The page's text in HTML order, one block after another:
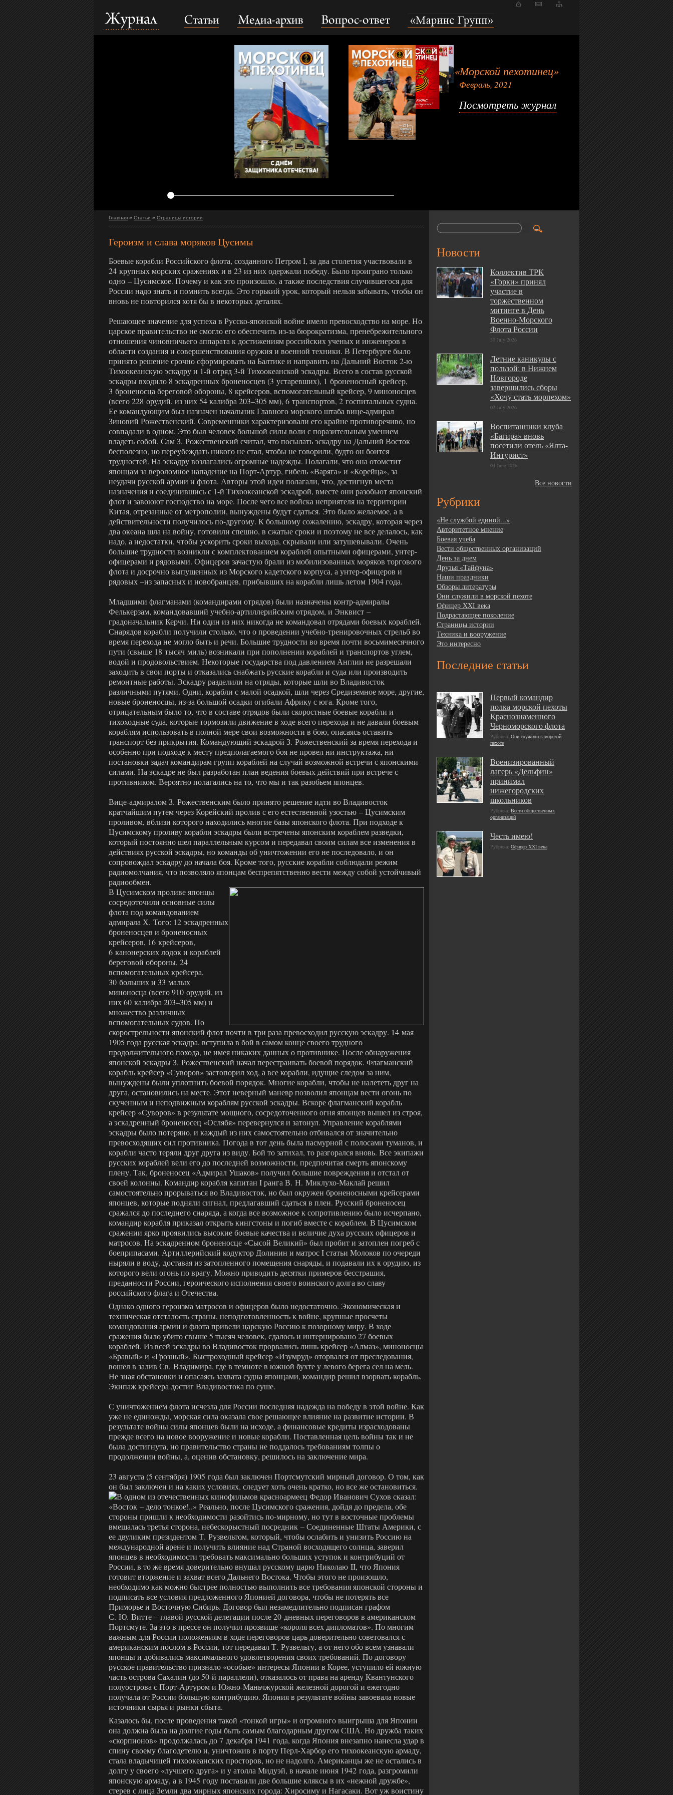
Журнал Статьи Медиа-архив Вопрос-ответ «Маринс Групп»
«Морской пехотинец»
Февраль, 2021
Посмотреть журнал
Главная » Статьи » Страницы истории
Героизм и слава моряков Цусимы
Боевые корабли Российского флота, созданного Петром I, за два столетия участвовали в
24 крупных морских сражениях и в 23 из них одержали победу. Было проиграно только
одно – Цусимское. Почему и как это произошло, а также последствия случившегося для
России надо знать и помнить всегда. Это горький урок, который нельзя забывать, чтобы он
вновь не повторился хотя бы в некоторых деталях.
Решающее значение для успеха в Русско-японской войне имело превосходство на море. Но
царское правительство не смогло его обеспечить из-за бюрократизма, пренебрежительного
отношения чиновничьего аппарата к достижениям российских ученых и инженеров в
области создания и совершенствования оружия и военной техники. В Петербурге было
принято решение срочно сформировать на Балтике и направить на Дальний Восток 2-ю
Тихоокеанскую эскадру и 1-й отряд 3-й Тихоокеанской эскадры. Всего в состав русской
эскадры входило 8 эскадренных броненосцев (3 устаревших), 1 броненосный крейсер,
3 броненосца береговой обороны, 8 крейсеров, вспомогательный крейсер, 9 миноносцев
(всего 228 орудий, из них 54 калибра 203–305 мм), 6 транспортов, 2 госпитальных судна.
Ее командующим был назначен начальник Главного морского штаба вице-адмирал
Зиновий Рожественский. Современники характеризовали его крайне противоречиво, но
совпадали в одном. Это был человек большой силы воли с поразительным умением
владеть собой. Сам З. Рожественский считал, что посылать эскадру на Дальний Восток
бесполезно, но переубеждать никого не стал, чтобы не говорили, будто он боится
трудностей. На эскадру возлагались огромные надежды. Полагали, что она отомстит
японцам за вероломное нападение на Порт-Артур, гибель «Варяга» и «Корейца», за
неудачи русской армии и флота. Авторы этой идеи полагали, что, достигнув места
назначения и соединившись с 1-й Тихоокеанской эскадрой, вместе они разобьют японский
флот и завоюют господство на море. После чего все войска неприятеля на территории
Китая, отрезанные от метрополии, вынуждены будут сдаться. Это было желаемое, а в
действительности получилось по-другому. К большому сожалению, эскадру, которая через
два океана шла на войну, готовили спешно, в сжатые сроки и поэтому не все делалось, как
надо, а недостатки, чтобы ускорить сроки выхода, скрывали или затушевывали. Очень
большие трудности возникли с комплектованием кораблей опытными офицерами, унтер-
офицерами и рядовыми. Офицеров зачастую брали из мобилизованных моряков торгового
флота и досрочно выпущенных из Морского кадетского корпуса, а унтер-офицеров и
рядовых –из запасных и новобранцев, прибывших на корабли лишь летом 1904 года.
Младшими флагманами (командирами отрядов) были назначены контр-адмиралы
Фелькерзам, командовавший учебно-артиллерийским отрядом, и Энквист –
градоначальник Керчи. Ни один из них никогда не командовал отрядами боевых кораблей.
Снарядов корабли получили столько, что о проведении учебно-тренировочных стрельб во
время перехода не могло быть и речи. Большие трудности во время почти восьмимесячного
пути (свыше 18 тысяч миль) возникали при пополнении кораблей и транспортов углем,
водой и продовольствием. Некоторые государства под давлением Англии не разрешали
заходить в свои порты и отказались снабжать русские корабли и суда или производить
ремонтные работы. Эскадру разделили на отряды, которые шли во Владивосток
различными путями. Одни, корабли с малой осадкой, шли через Средиземное море, другие,
новые броненосцы, из-за большой осадки огибали Африку с юга. Кроме того,
отрицательным было то, что в составе отрядов были скоростные боевые корабли и
тихоходные суда, которые тормозили движение в ходе всего перехода и не давали боевым
кораблям использовать в полной мере свои возможности в бою, опасаясь оставить
транспорт без прикрытия. Командующий эскадрой З. Рожественский за время перехода и
особенно при подходе к месту предполагаемого боя не провел ни инструктажа, ни
постановки задач командирам групп кораблей на случай возможной встречи с японскими
силами. На эскадре не был разработан план ведения боевых действий при встрече с
противником. Вероятно полагались на то, что мы и так разобьем японцев.
Вице-адмиралом З. Рожественским было принято решение идти во Владивосток
кратчайшим путем через Корейский пролив с его естественной узостью – Цусимским
проливом, вблизи которого находились многие базы японского флота. При подходе к
Цусимскому проливу корабли эскадры были встречены японским кораблем разведки,
который постоянно шел параллельным курсом и передавал своим силам все изменения в
действиях русской эскадры, но команды об уничтожении его не последовало, и он
сопровождал эскадру до начала боя. Кроме того, русские корабли соблюдали режим
радиомолчания, что позволяло японцам беспрепятственно вести между собой устойчивый
радиообмен.
В Цусимском проливе японцы
сосредоточили основные силы
флота под командованием
адмирала Х. Того: 12 эскадренных
броненосцев и броненосных
крейсеров, 16 крейсеров,
6 канонерских лодок и кораблей
береговой обороны, 24
вспомогательных крейсера,
30 больших и 33 малых
миноносца (всего 910 орудий, из
них 60 калибра 203–305 мм) и
множество различных
вспомогательных судов. По
скорострельности японский флот почти в три раза превосходил русскую эскадру. 14 мая
1905 года русская эскадра, вступила в бой в самом конце своего трудного
продолжительного похода, не имея никаких данных о противнике. После обнаружения
японской эскадры З. Рожественский начал перестраивать боевой порядок. Флагманский
корабль крейсер «Суворов» застопорил ход, а все корабли, идущие следом за ним,
вынуждены были уплотнить боевой порядок. Многие корабли, чтобы не налететь друг на
друга, остановились на месте. Этот неверный маневр позволил японцам вести огонь по
скученным и неподвижным кораблям русской эскадры. Вскоре флагманский корабль
крейсер «Суворов» в результате мощного, сосредоточенного огня японцев вышел из строя,
а эскадренный броненосец «Ослябя» перевернулся и затонул. Управление кораблями
эскадры было потеряно, и каждый из них самостоятельно отбивался от значительно
превосходящих сил противника. Погода в тот день была пасмурной с полосами туманов, и
корабли часто теряли друг друга из виду. Бой то затихал, то разгорался вновь. Все экипажи
русских кораблей вели его до последней возможности, предпочитая смерть японскому
плену. Так, броненосец «Адмирал Ушаков» получил большие повреждения и отстал от
своей колонны. Командир корабля капитан I ранга В. Н. Миклухо-Маклай решил
самостоятельно прорываться во Владивосток, но был окружен броненосными крейсерами
японцев, которые подняли сигнал, предлагавший сдаться в плен. Русский броненосец
сражался до последнего снаряда, а когда все возможное к сопротивлению было исчерпано,
командир корабля приказал открыть кингстоны и погиб вместе с кораблем. В Цусимском
сражении ярко проявились высокие боевые качества и величие духа русских офицеров и
матросов. На эскадренном броненосце «Сысой Великий» был пробит и затоплен погреб с
боеприпасами. Артиллерийский кодуктор Долинин и матрос I статьи Молоков по очереди
ныряли в воду, доставая из затопленного помещения снаряды, и подавали их к орудию, из
которого вели огонь по врагу. Можно приводить десятки примеров бесстрашия,
преданности России, героического исполнения своего воинского долга во славу
российского флага и Отечества.
Однако одного героизма матросов и офицеров было недостаточно. Экономическая и
техническая отсталость страны, неподготовленность к войне, крупные просчеты
командования армии и флота привели царскую Россию к позорному миру. В ходе
сражения было убито свыше 5 тысяч человек, сдалось и интернировано 27 боевых
кораблей. Из всей эскадры во Владивосток прорвались лишь крейсер «Алмаз», миноносцы
«Бравый» и «Грозный». Быстроходный крейсер «Изумруд» оторвался от преследования,
вошел в залив Св. Владимира, где в темноте в южной бухте у левого берега сел на мель.
Не зная обстановки и опасаясь захвата судна японцами, командир решил взорвать корабль.
Экипаж крейсера достиг Владивостока по суше.
С уничтожением флота исчезла для России последняя надежда на победу в этой войне. Как
уже не единожды, морская сила оказала свое решающее влияние на развитие истории. В
результате войны силы японцев были на исходе, а финансовые кредиты израсходованы
прежде всего на новое вооружение и новые корабли. Поставленная цель войны так и не
была достигнута, но правительство страны не поддалось требованиям толпы о
продолжении войны, а, оценив обстановку, решилось на заключение мира.
23 августа (5 сентября) 1905 года был заключен Портсмутский мирный договор. О том, как
он был заключен и на каких условиях, следует хоть очень кратко, но все же остановиться.
В одном из отечественных кинофильмов красноармеец Федор Иванович Сухов сказал:
«Восток – дело тонкое!..» Реально, после Цусимского сражения, дойдя до предела, обе
стороны пришли к необходимости разойтись по-мирному, но тут в восточные проблемы
вмешалась третья сторона, небескорыстный посредник – Соединенные Штаты Америки, с
ее двуликим президентом Т. Рузвельтом, который, чтобы ослабить и унизить Россию на
международной арене и получить влияние над Страной восходящего солнца, заверил
японцев в необходимости требовать максимально больших уступок и контрибуций от
России, в то же время доверительно внушал русскому царю Николаю II, что Япония
готовит вторжение и захват всего Дальнего Востока. Чтобы этого не произошло,
необходимо как можно быстрее полностью выполнить все требования японской стороны и
подписать все условия предложенного Японией договора, чтобы не потерять все
Приморье и Восточную Сибирь. Договор был незамедлительно подписан графом
С. Ю. Витте – главой русской делегации после 20-дневных переговоров в американском
Портсмуте. За это в прессе он получил прозвище «короля всех дипломатов». По многим
важным для России положениям в ходе переговоров царь доверительно советовался с
американским послом в России, тот передавал Т. Рузвельту, а от него обо всем узнавали
японцы и добивались максимального удовлетворения своих требований. По договору
русское правительство признало «особые» интересы Японии в Корее, уступило ей южную
часть острова Сахалин (до 50-й параллели), отказалось от права на аренду Квантунского
полуострова с Порт-Артуром и Южно-Маньчжурской железной дорогой и ежегодно
получала от России большую контрибуцию. Япония в результате войны завоевала новые
источники сырья и рынки сбыта.
Казалось бы, после проведения такой «тонкой игры» и огромного выигрыша для Японии
она должна была на долгие годы быть самым благодарным другом США. Но дружба таких
«скорпионов» продолжалась до 7 декабря 1941 года, когда Япония внезапно нанесла удар в
спину своему благодетелю и, уничтожив в порту Перл-Харбор его тихоокеанскую армаду,
стала владычицей тихоокеанских просторов, но не надолго. Американцы же не остались в
долгу у своего «лучшего друга» и у атолла Мидуэй, в начале июня 1942 года, разгромили
японскую армаду, а в 1945 году поставили две большие кляксы в их «нежной дружбе»,
стерев с лица Земли два мирных японских города: Хиросиму и Нагасаки. Вот уж воистину
Новости
Коллектив ТРК
«Горки» принял
участие в
торжественном
митинге в День
Военно-Морского
Флота России
30 July 2026
Летние каникулы с
пользой: в Нижнем
Новгороде
завершились сборы
«Хочу стать морпехом»
02 July 2026
Воспитанники клуба
«Багира» вновь
посетили отель «Ялта-
Интурист»
04 June 2026
Все новости
Рубрики
«Не службой единой...»
Авторитетное мнение
Боевая учеба
Вести общественных организаций
День за днем
Друзья «Тайфуна»
Наши праздники
Обзоры литературы
Они служили в морской пехоте
Офицер XXI века
Подрастающее поколение
Страницы истории
Техника и вооружение
Это интересно
Последние статьи
Первый командир
полка морской пехоты
Краснознаменного
Черноморского флота
Рубрика: Они служили в морской
пехоте
Военизированный
лагерь «Дельфин»
принимал
нижегородских
школьников
Рубрика: Вести общественных
организаций
Честь имею!
Рубрика: Офицер XXI века